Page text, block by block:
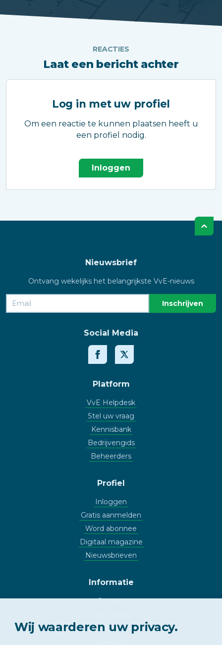
REACTIES
Laat een bericht achter
Log in met uw profiel
Om een reactie te kunnen plaatsen heeft u
een profiel nodig.
Inloggen
Nieuwsbrief
Ontvang wekelijks het belangrijkste VvE-nieuws
Social Media
Platform
VvE Helpdesk
Stel uw vraag
Kennisbank
Bedrijvengids
Beheerders
Profiel
Inloggen
Gratis aanmelden
Word abonnee
Digitaal magazine
Nieuwsbrieven
Informatie
Contact
Copyright
Wij waarderen uw privacy.